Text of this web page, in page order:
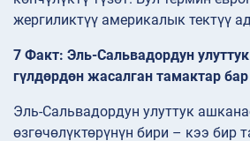
жергиликтүү америкалык тектүү
7 Факт: Эль-Сальвадордун
гүлдөрдөн жасалган тамактар бар
Эль-Сальвадордун улуттук
өзгөчөлүктөрүнүн бири – кээ бир